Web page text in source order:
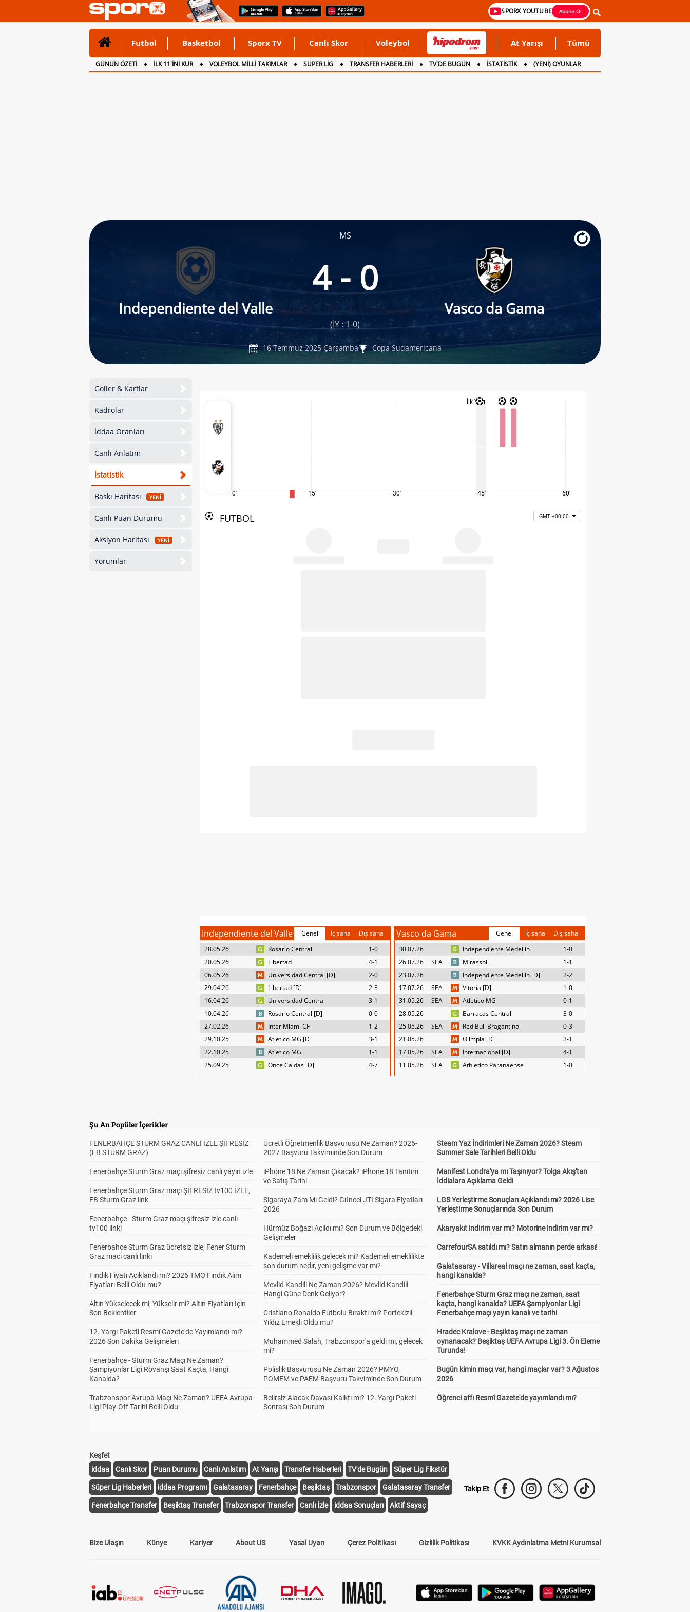
SPORX YOUTUBE Abone Ol
Futbol Basketbol Sporx TV Canlı Skor Voleybol At Yarışı Tümü
GÜNÜN ÖZETİ İLK 11'İNİ KUR VOLEYBOL MİLLİ TAKIMLAR SÜPER LİG TRANSFER HABERLERİ TV'DE BUGÜN İSTATİSTİK
(YENİ) OYUNLAR
CANLI ANLATIM
İNGİLTERE
MS
Independiente del Valle
4 - 0
Vasco da Gama
(İY : 1-0)
16 Temmuz 2025 Çarşamba Copa Sudamericana
Goller & Kartlar
Kadrolar
İddaa Oranları
Canlı Anlatım
İstatistik
Baskı Haritası YENİ
Canlı Puan Durumu
Aksiyon Haritası YENİ
Yorumlar
0' 15' 30'
İlk Yarı
45' 60'
FUTBOL GMT +00:00
Independiente del Valle Genel İç saha
Dış saha
28.05.26
Rosario Central
1-0
20.05.26
Libertad
4-1
06.05.26
Universidad Central [D]
2-0
29.04.26
Libertad [D]
2-3
16.04.26
Universidad Central
3-1
10.04.26
Rosario Central [D]
0-0
27.02.26
Inter Miami CF
1-2
29.10.25
Atletico MG [D]
3-1
22.10.25
Atletico MG
1-1
25.09.25
Once Caldas [D] 4-7
Vasco da Gama Genel İç saha
Dış saha
30.07.26
Independiente Medellin
1-0
26.07.26
SEA Mirassol
1-1
23.07.26
Independiente Medellin [D]
2-2
17.07.26
SEA Vitoria [D]
1-0
31.05.26
SEA Atletico MG
0-1
28.05.26
Barracas Central
3-0
25.05.26
SEA Red Bull Bragantino
0-3
21.05.26
Olimpia [D]
3-1
17.05.26
SEA Internacional [D]
4-1
11.05.26
SEA Athletico Paranaense 1-0
Şu An Popüler İçerikler
FENERBAHÇE STURM GRAZ CANLI İZLE ŞİFRESİZ
(FB STURM GRAZ)
Fenerbahçe Sturm Graz maçı şifresiz canlı yayın izle
Fenerbahçe Sturm Graz maçı ŞİFRESİZ tv100 İZLE,
FB Sturm Graz link
Fenerbahçe - Sturm Graz maçı şifresiz izle canlı
tv100 linki
Fenerbahçe Sturm Graz ücretsiz izle, Fener Sturm
Graz maçı canlı linki
Fındık Fiyatı Açıklandı mı? 2026 TMO Fındık Alım
Fiyatları Belli Oldu mu?
Altın Yükselecek mi, Yükselir mi? Altın Fiyatları İçin
Son Beklentiler
12. Yargı Paketi Resmî Gazete'de Yayımlandı mı?
2026 Son Dakika Gelişmeleri
Fenerbahçe - Sturm Graz Maçı Ne Zaman?
Şampiyonlar Ligi Rövanşı Saat Kaçta, Hangi
Kanalda?
Trabzonspor Avrupa Maçı Ne Zaman? UEFA Avrupa
Ligi Play-Off Tarihi Belli Oldu
Ücretli Öğretmenlik Başvurusu Ne Zaman? 2026-
2027 Başvuru Takviminde Son Durum
iPhone 18 Ne Zaman Çıkacak? iPhone 18 Tanıtım
ve Satış Tarihi
Sigaraya Zam Mı Geldi? Güncel JTI Sigara Fiyatları
2026
Hürmüz Boğazı Açıldı mı? Son Durum ve Bölgedeki
Gelişmeler
Kademeli emeklilik gelecek mi? Kademeli emeklilikte
son durum nedir, yeni gelişme var mı?
Mevlid Kandili Ne Zaman 2026? Mevlid Kandili
Hangi Güne Denk Geliyor?
Cristiano Ronaldo Futbolu Bıraktı mı? Portekizli
Yıldız Emekli Oldu mu?
Muhammed Salah, Trabzonspor'a geldi mi, gelecek
mi?
Polislik Başvurusu Ne Zaman 2026? PMYO,
POMEM ve PAEM Başvuru Takviminde Son Durum
Belirsiz Alacak Davası Kalktı mı? 12. Yargı Paketi
Sonrası Son Durum
Steam Yaz İndirimleri Ne Zaman 2026? Steam
Summer Sale Tarihleri Belli Oldu
Manifest Londra'ya mı Taşınıyor? Tolga Akış'tan
İddialara Açıklama Geldi
LGS Yerleştirme Sonuçları Açıklandı mı? 2026 Lise
Yerleştirme Sonuçlarında Son Durum
Akaryakıt indirim var mı? Motorine indirim var mı?
CarrefourSA satıldı mı? Satın almanın perde arkası!
Galatasaray - Villareal maçı ne zaman, saat kaçta,
hangi kanalda?
Fenerbahçe Sturm Graz maçı ne zaman, saat
kaçta, hangi kanalda? UEFA Şampiyonlar Ligi
Fenerbahçe maçı yayın kanalı ve tarihi
Hradec Kralove - Beşiktaş maçı ne zaman
oynanacak? Beşiktaş UEFA Avrupa Ligi 3. Ön Eleme
Turunda!
Bugün kimin maçı var, hangi maçlar var? 3 Ağustos
2026
Öğrenci affı Resmî Gazete'de yayımlandı mı?
Keşfet
iddaa
Canlı Skor Puan Durumu Canlı Anlatım At Yarışı Transfer Haberleri TV'de Bugün Süper Lig Fikstür
Süper Lig Haberleri iddaa Programı Galatasaray Fenerbahçe Beşiktaş Trabzonspor Galatasaray Transfer
Fenerbahçe Transfer Beşiktaş Transfer Trabzonspor Transfer Canlı İzle iddaa Sonuçları Aktif Sayaç
Takip Et
Bize Ulaşın Künye Kariyer About US Yasal Uyarı Çerez Politikası Gizlilik Politikası KVKK Aydınlatma Metni Kurumsal